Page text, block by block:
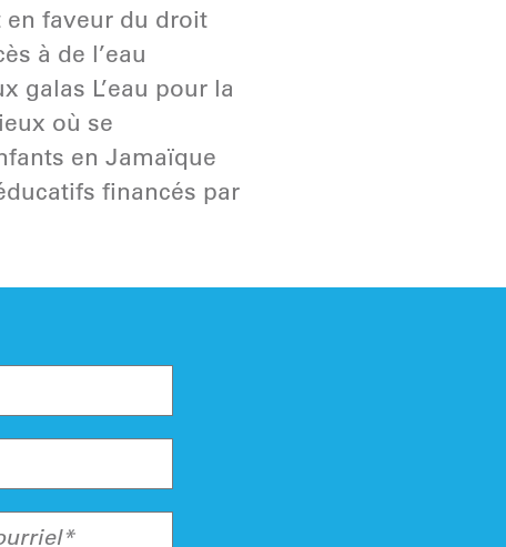
en faveur du droit
à de l’eau
galas L’eau pour la
où se
en Jamaïque
financés par